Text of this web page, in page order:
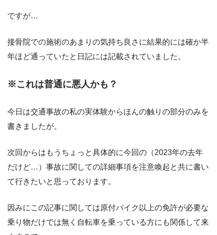
ですが…
接骨院での施術のあまりの気持ち良さに結果的には確か半
年ほど通っていたと日記には記載されていました。
※これは普通に悪人かも？
今日は交通事故の私の実体験からほんの触りの部分のみを
書きましたが。
次回からはもうちょっと具体的に今回の（2023年の去年
だけど…）事故に関しての詳細事項を注意喚起と共に書い
て行きたいと思っております。
因みにこの記事に関しては原付バイク以上の免許が必要な
乗り物だけでは無く自転車を乗っている方にも関係して来